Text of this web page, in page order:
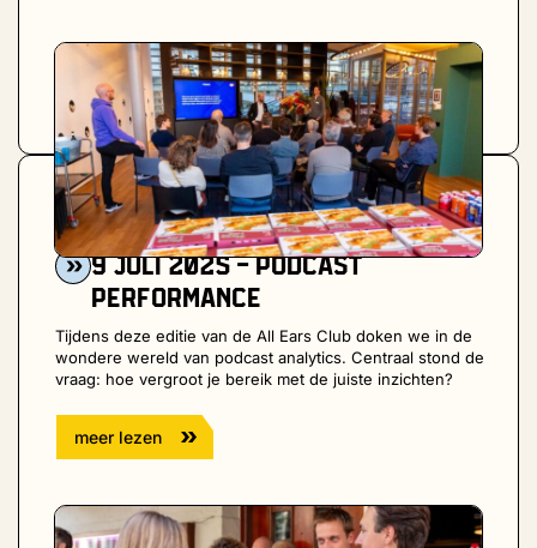
Afgelopen bijeenkomst 9 juli 2025
9 juli 2025 - Podcast
Performance
Tijdens deze editie van de All Ears Club doken we in de
wondere wereld van podcast analytics. Centraal stond de
vraag: hoe vergroot je bereik met de juiste inzichten?
meer lezen